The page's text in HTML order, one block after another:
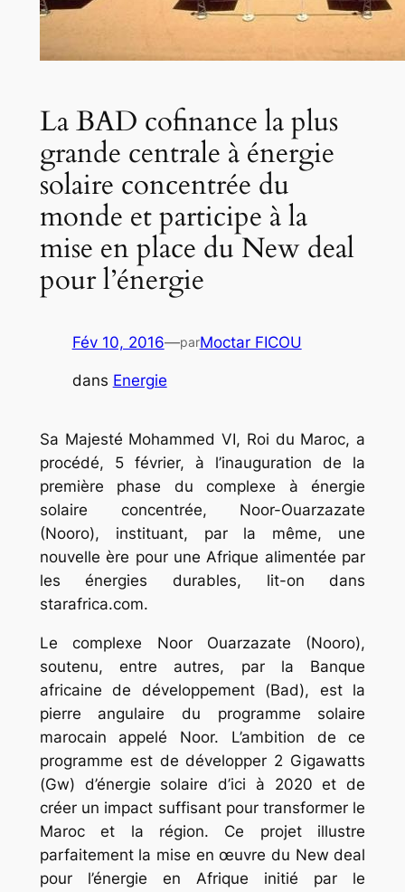
La BAD cofinance la plus
grande centrale à énergie
solaire concentrée du
monde et participe à la
mise en place du New deal
pour l’énergie
Fév 10, 2016—parMoctar FICOU
dans Energie
Sa Majesté Mohammed VI, Roi du Maroc, a
procédé, 5 février, à l’inauguration de la
première phase du complexe à énergie
solaire concentrée, Noor-Ouarzazate
(Nooro), instituant, par la même, une
nouvelle ère pour une Afrique alimentée par
les énergies durables, lit-on dans
starafrica.com.
Le complexe Noor Ouarzazate (Nooro),
soutenu, entre autres, par la Banque
africaine de développement (Bad), est la
pierre angulaire du programme solaire
marocain appelé Noor. L’ambition de ce
programme est de développer 2 Gigawatts
(Gw) d’énergie solaire d’ici à 2020 et de
créer un impact suffisant pour transformer le
Maroc et la région. Ce projet illustre
parfaitement la mise en œuvre du New deal
pour l’énergie en Afrique initié par le